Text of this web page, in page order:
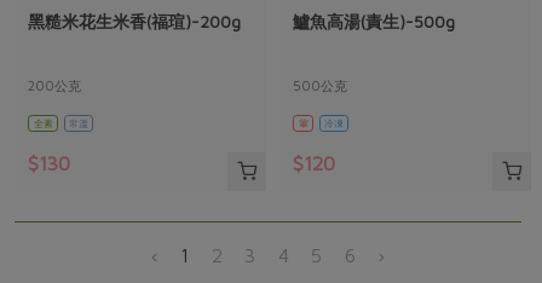
黑糙米花生米香(福瑄)-200g
200公克
全素 常溫
$130
鱸魚高湯(責生)-500g
500公克
葷 冷凍
$120
‹ 1 2 3 4 5 6 ›